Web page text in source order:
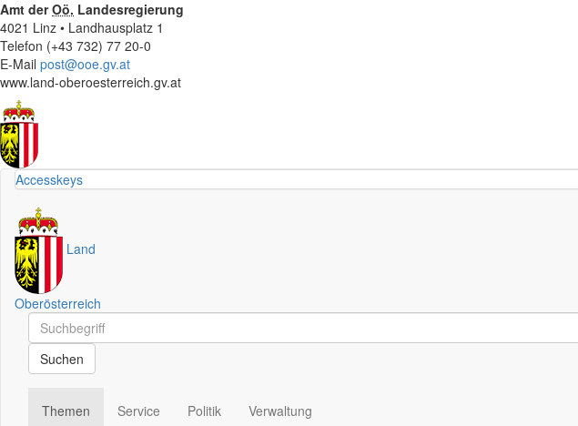
Amt derOö. Landesregierung
4021 Linz • Landhausplatz 1
Telefon (+43 732) 77 20-0
E-Mail post@ooe.gv.at
www.land-oberoesterreich.gv.at
Accesskeys
Land
Oberösterreich
Schnellsuche
Schnellsuche
Suchen
Themen
Service
Politik
Verwaltung